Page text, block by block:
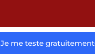
Je me teste gratuitement